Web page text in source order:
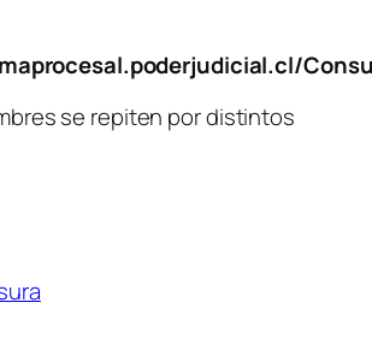
se repiten por distintos